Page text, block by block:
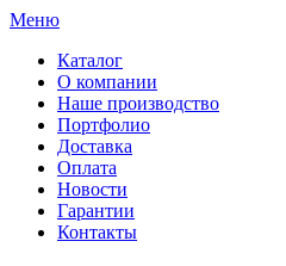
Меню
Каталог
О компании
Наше производство
Портфолио
Доставка
Оплата
Новости
Гарантии
Контакты